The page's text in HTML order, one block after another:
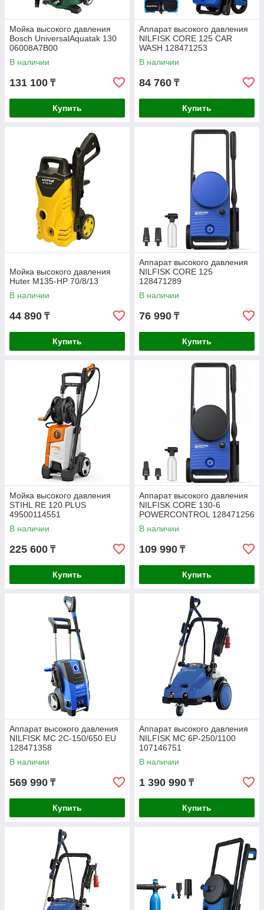
Мойка высокого давления
Bosch UniversalAquatak 130
06008A7B00
В наличии
131 100 ₸
Купить
Аппарат высокого давления
NILFISK CORE 125 CAR
WASH 128471253
В наличии
84 760 ₸
Купить
Мойка высокого давления
Huter M135-HP 70/8/13
В наличии
44 890 ₸
Купить
Аппарат высокого давления
NILFISK CORE 125
128471289
В наличии
76 990 ₸
Купить
Мойка высокого давления
STIHL RE 120 PLUS
49500114551
В наличии
225 600 ₸
Купить
Аппарат высокого давления
NILFISK CORE 130-6
POWERCONTROL 128471256
В наличии
109 990 ₸
Купить
Аппарат высокого давления
NILFISK MC 2C-150/650 EU
128471358
В наличии
569 990 ₸
Купить
Аппарат высокого давления
NILFISK MC 6P-250/1100
107146751
В наличии
1 390 990 ₸
Купить